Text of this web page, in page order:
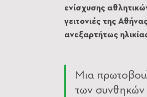
ενίσχυσης
γειτονιές της
ανεξαρτήτως
Μια
των συνθηκών